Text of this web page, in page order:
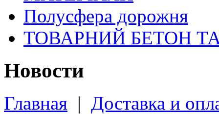
Полусфера дорожня
ТОВАРНИЙ БЕТОН
Новости
Главная | Доставка и